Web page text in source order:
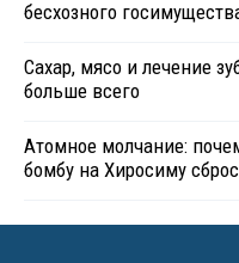
бесхозного
Сахар, мясо и лечение
больше всего
Атомное молчание:
бомбу на Хиросиму